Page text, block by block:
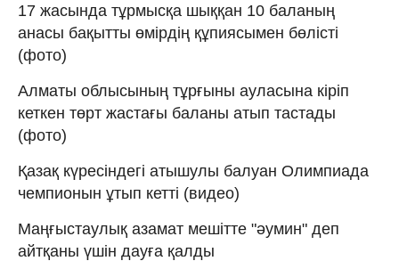
17 жасында тұрмысқа шыққан 10 баланың
анасы бақытты өмірдің құпиясымен бөлісті
(фото)
Алматы облысының тұрғыны ауласына кіріп
кеткен төрт жастағы баланы атып тастады
(фото)
Қазақ күресіндегі атышулы балуан Олимпиада
чемпионын ұтып кетті (видео)
Маңғыстаулық азамат мешітте "әумин" деп
айтқаны үшін дауға қалды